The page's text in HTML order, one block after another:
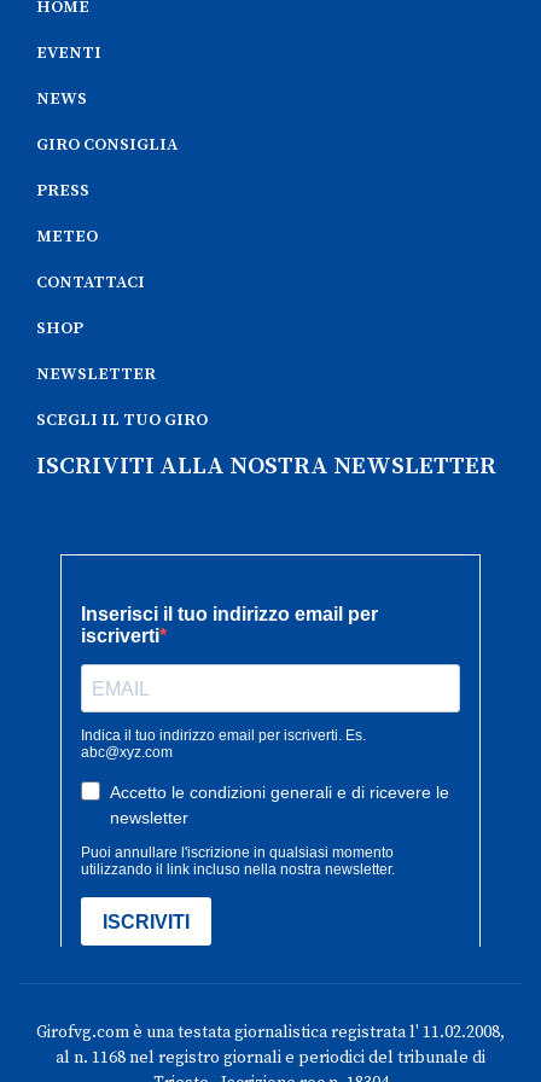
HOME
EVENTI
NEWS
GIRO CONSIGLIA
PRESS
METEO
CONTATTACI
SHOP
NEWSLETTER
SCEGLI IL TUO GIRO
ISCRIVITI ALLA NOSTRA NEWSLETTER
Girofvg.com è una testata giornalistica registrata l' 11.02.2008,
al n. 1168 nel registro giornali e periodici del tribunale di